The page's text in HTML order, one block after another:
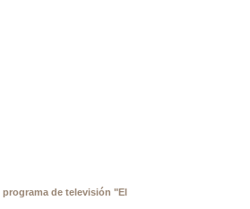
de televisión "El